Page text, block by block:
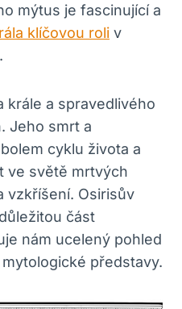
mýtus je fascinující a
klíčovou roli v
krále a spravedlivého
Jeho smrt a
cyklu života a
ve světě mrtvých
vzkříšení. Osirisův
část
nám ucelený pohled
představy.